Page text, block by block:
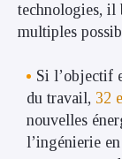
technologies, il
multiples
Si l’objectif
du travail, 32
nouvelles
l’ingénierie